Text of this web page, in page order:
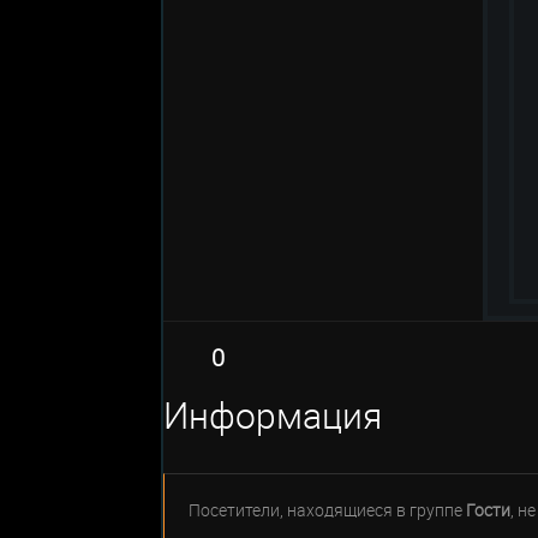
0
Информация
Посетители, находящиеся в группе Гости,